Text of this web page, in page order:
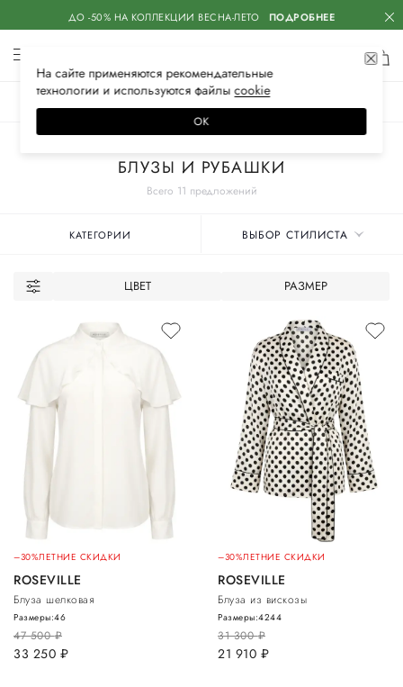
ДО -50% НА КОЛЛЕКЦИИ ВЕСНА-ЛЕТО ПОДРОБНЕЕ
Всего 11 предложений
БЛУЗЫ И РУБАШКИ
КАТЕГОРИИ ВЫБОР СТИЛИСТА
ЦВЕТ РАЗМЕР
–30%ЛЕТНИЕ СКИДКИ
ROSEVILLE
Блуза шелковая
47 500руб.
33 250 руб.
Размеры:46
–30%ЛЕТНИЕ СКИДКИ
ROSEVILLE
Блуза из вискозы
31 300руб.
21 910 руб.
Размеры:4244
На сайте применяются рекомендательные
технологии и используются файлысооkiе
ОК